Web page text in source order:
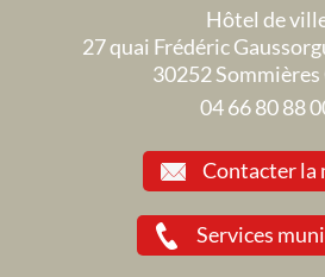
Hôtel de
27 quai Frédéric
30252 Sommières
04 66 80 88
Contacter la
Services